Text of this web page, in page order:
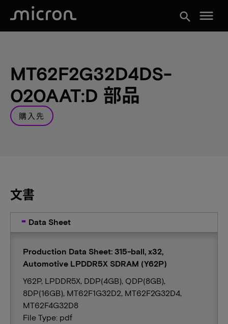
search menu
MT62F2G32D4DS-
020AAT:D 部品
購入先
文書
Data Sheet
Production Data Sheet: 315-ball, x32,
Automotive LPDDR5X SDRAM (Y62P)
Y62P, LPDDR5X, DDP(4GB), QDP(8GB),
8DP(16GB), MT62F1G32D2, MT62F2G32D4,
MT62F4G32D8
File Type: pdf